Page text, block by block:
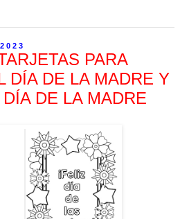
PARA
DÍA DE LA MADRE Y
DE LA MADRE